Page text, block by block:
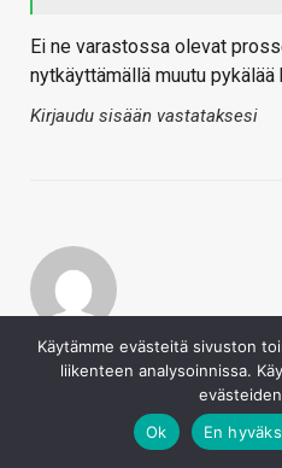
Ei ne varastossa olevat
nytkäyttämällä muutu pykälää
Kirjaudu sisään vastataksesi
Griffin
31.7.2017
Ei ne varastossa olevat
Käytämme evästeitä sivuston
liikenteen analysoinnissa.
Ok
En